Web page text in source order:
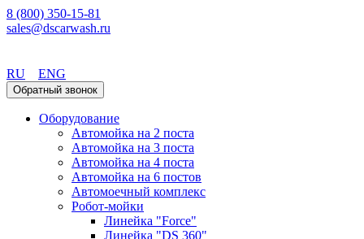
8 (800) 350-15-81
sales@dscarwash.ru
RU
ENG
Обратный звонок
Оборудование
Автомойка на 2 поста
Автомойка на 3 поста
Автомойка на 4 поста
Автомойка на 6 постов
Автомоечный комплекс
Робот-мойки
Линейка "Force"
Линейка "DS 360"